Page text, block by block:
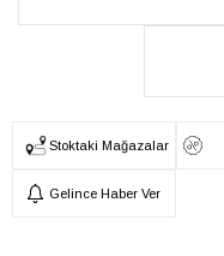
Stoktaki Mağazalar
Gelince Haber Ver